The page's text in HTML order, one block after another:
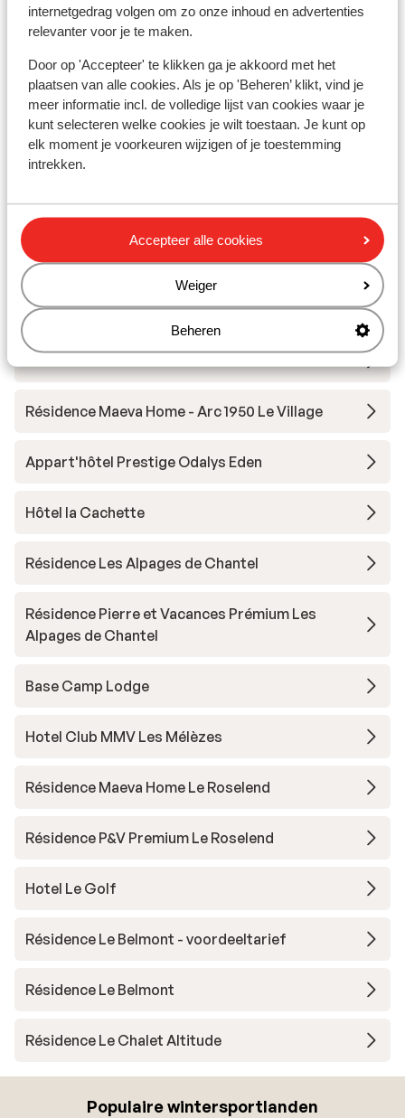
internetgedrag volgen om zo onze inhoud en advertenties
relevanter voor je te maken.
Door op 'Accepteer' te klikken ga je akkoord met het
plaatsen van alle cookies. Als je op 'Beheren’ klikt, vind je
meer informatie incl. de volledige lijst van cookies waar je
kunt selecteren welke cookies je wilt toestaan. Je kunt op
elk moment je voorkeuren wijzigen of je toestemming
intrekken.
Accepteer alle cookies
Weiger
Beheren
Andere accommodaties in Les
Arcs/Peisey-Vallandry
Hotel Taj I Mah
Résidence Maeva Home - Arc 1950 Le Village
Appart'hôtel Prestige Odalys Eden
Hôtel la Cachette
Résidence Les Alpages de Chantel
Résidence Pierre et Vacances Prémium Les
Alpages de Chantel
Base Camp Lodge
Hotel Club MMV Les Mélèzes
Résidence Maeva Home Le Roselend
Résidence P&V Premium Le Roselend
Hotel Le Golf
Résidence Le Belmont - voordeeltarief
Résidence Le Belmont
Résidence Le Chalet Altitude
Populaire wintersportlanden